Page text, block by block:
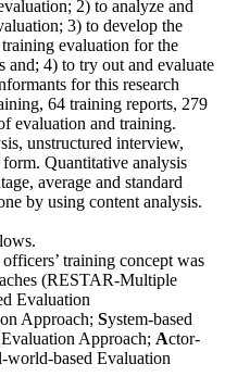
2) to analyze and
3) to develop the
evaluation for the
4) to try out and evaluate
for this research
64 training reports, 279
evaluation and training.
unstructured interview,
Quantitative analysis
average and standard
by using content analysis.
training concept was
(RESTAR-Multiple
Evaluation
Approach; System-based
Approach; Actor-
world-based Evaluation